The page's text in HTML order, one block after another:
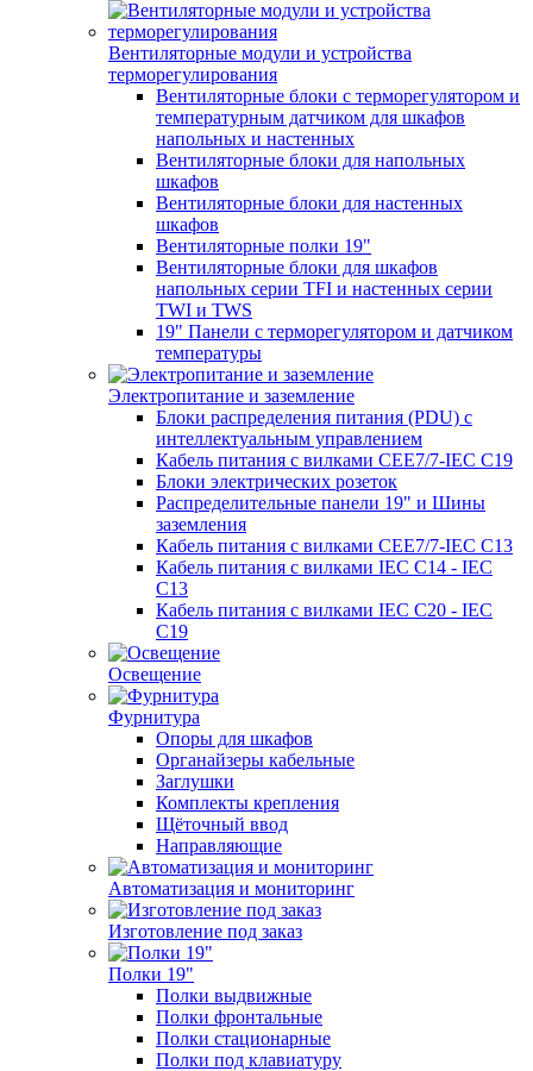
Вентиляторные модули и устройства
терморегулирования
Вентиляторные блоки с терморегулятором и
температурным датчиком для шкафов
напольных и настенных
Вентиляторные блоки для напольных
шкафов
Вентиляторные блоки для настенных
шкафов
Вентиляторные полки 19"
Вентиляторные блоки для шкафов
напольных серии TFI и настенных серии
TWI и TWS
19" Панели с терморегулятором и датчиком
температуры
Электропитание и заземление
Блоки распределения питания (PDU) с
интеллектуальным управлением
Кабель питания с вилками CEE7/7-IEC C19
Блоки электрических розеток
Распределительные панели 19" и Шины
заземления
Кабель питания с вилками CEE7/7-IEC C13
Кабель питания с вилками IEC C14 - IEC
C13
Кабель питания с вилками IEC C20 - IEC
C19
Освещение
Фурнитура
Опоры для шкафов
Органайзеры кабельные
Заглушки
Комплекты крепления
Щёточный ввод
Направляющие
Автоматизация и мониторинг
Изготовление под заказ
Полки 19"
Полки выдвижные
Полки фронтальные
Полки стационарные
Полки под клавиатуру